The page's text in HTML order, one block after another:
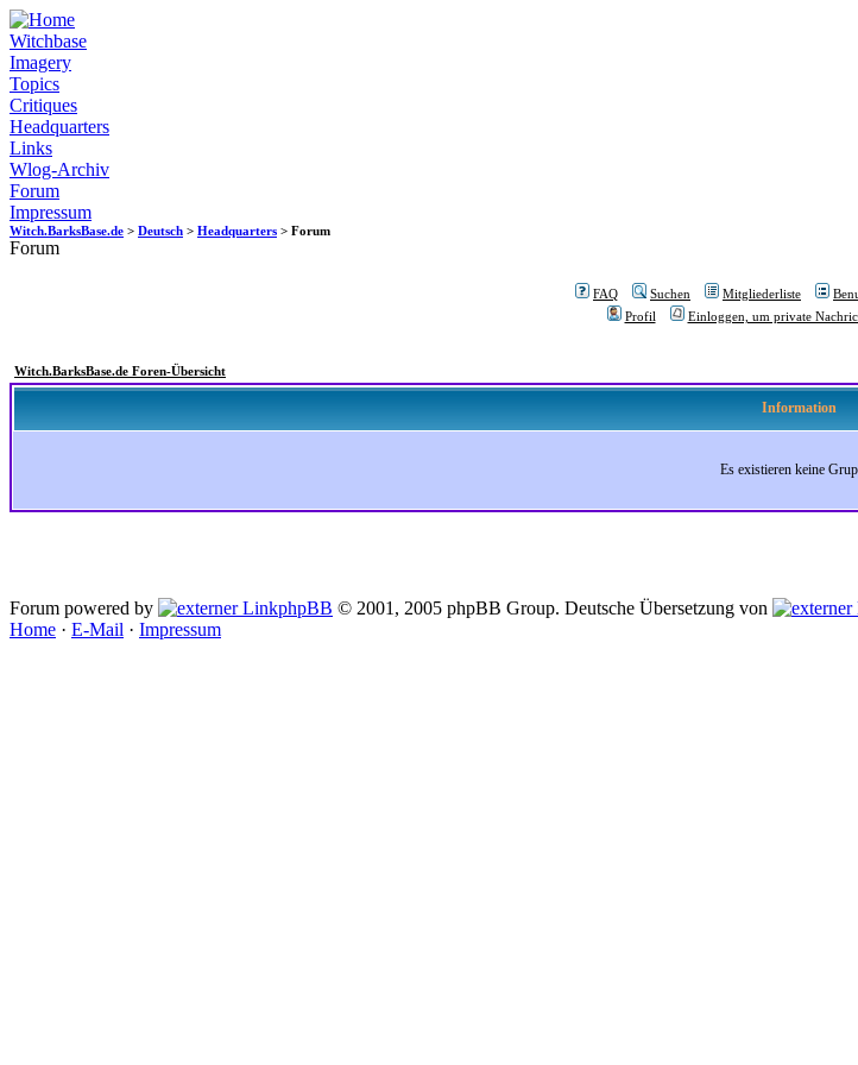
Witchbase
Imagery
Topics
Critiques
Headquarters
Links
Wlog-Archiv
Forum
Impressum
Witch.BarksBase.de > Deutsch > Headquarters > Forum
Forum
FAQ Suchen Mitgliederliste
Profil
Einloggen, um private
Witch.BarksBase.de Foren-Übersicht
Information
Es existieren keine
Forum powered by phpBB © 2001, 2005 phpBB Group. Deutsche Übersetzung von
Home · E-Mail · Impressum